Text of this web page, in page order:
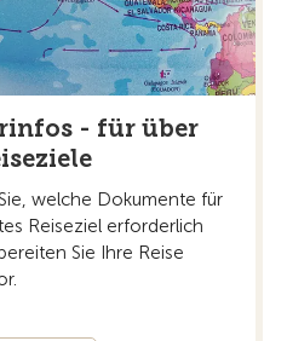
- für über
welche Dokumente für
Reiseziel erforderlich
Sie Ihre Reise